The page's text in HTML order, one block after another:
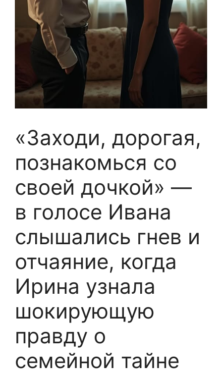
«Заходи, дорогая,
познакомься со
своей дочкой» —
в голосе Ивана
слышались гнев и
отчаяние, когда
Ирина узнала
шокирующую
правду о
семейной тайне